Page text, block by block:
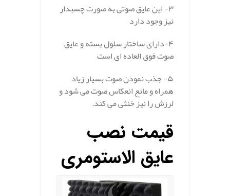
۳- این عایق صوتی به صورت چسبدار
نیز وجود دارد
۴-دارای ساختار سلول بسته و عایق
صوت فوق العاده ای است
۵- جذب نمودن صوت بسیار زیاد
همراه و مانع انعکاس صوت می شود و
لرزش را نیز خنثی می کند.
قیمت نصب
عایق الاستومری